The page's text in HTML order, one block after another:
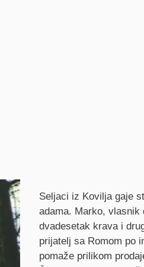
Synopsis
Seljaci iz Kovilja gaje
adama. Marko, vlasnik
dvadesetak krava i
prijatelj sa Romom po
pomaže prilikom